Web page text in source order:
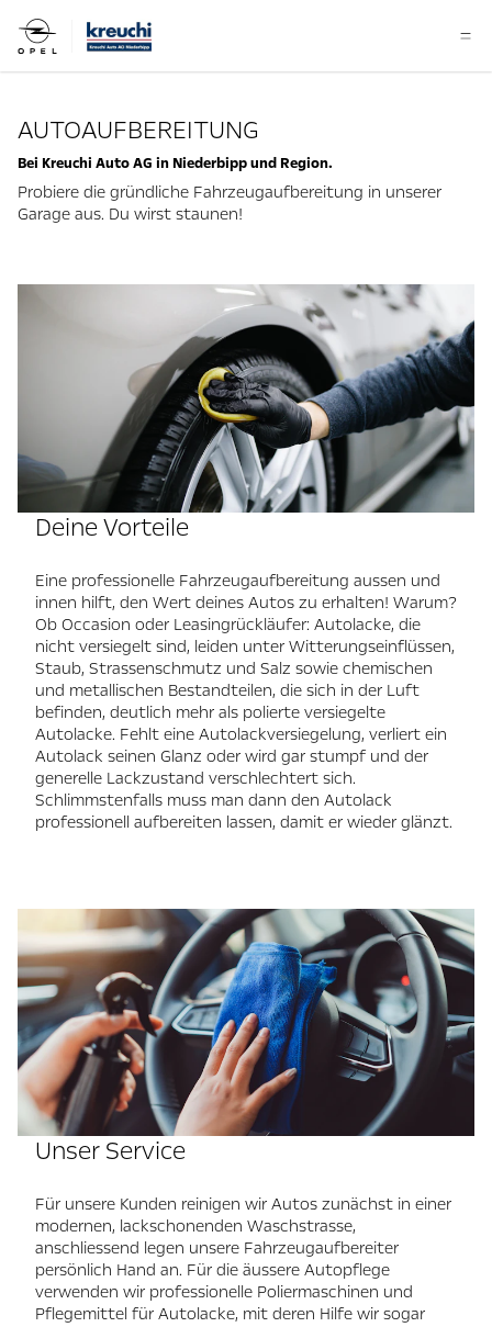
AUTOAUFBEREITUNG
Bei Kreuchi Auto AG in Niederbipp und Region.
Probiere die gründliche Fahrzeugaufbereitung in unserer
Garage aus. Du wirst staunen!
Deine Vorteile
Eine professionelle Fahrzeugaufbereitung aussen und
innen hilft, den Wert deines Autos zu erhalten! Warum?
Ob Occasion oder Leasingrückläufer: Autolacke, die
nicht versiegelt sind, leiden unter Witterungseinflüssen,
Staub, Strassenschmutz und Salz sowie chemischen
und metallischen Bestandteilen, die sich in der Luft
befinden, deutlich mehr als polierte versiegelte
Autolacke. Fehlt eine Autolackversiegelung, verliert ein
Autolack seinen Glanz oder wird gar stumpf und der
generelle Lackzustand verschlechtert sich.
Schlimmstenfalls muss man dann den Autolack
professionell aufbereiten lassen, damit er wieder glänzt.
Unser Service
Für unsere Kunden reinigen wir Autos zunächst in einer
modernen, lackschonenden Waschstrasse,
anschliessend legen unsere Fahrzeugaufbereiter
persönlich Hand an. Für die äussere Autopflege
verwenden wir professionelle Poliermaschinen und
Pflegemittel für Autolacke, mit deren Hilfe wir sogar